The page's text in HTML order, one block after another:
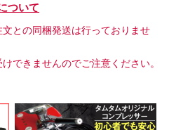
ついて
との同梱発送は行っておりませ
できませんのでご注意ください。